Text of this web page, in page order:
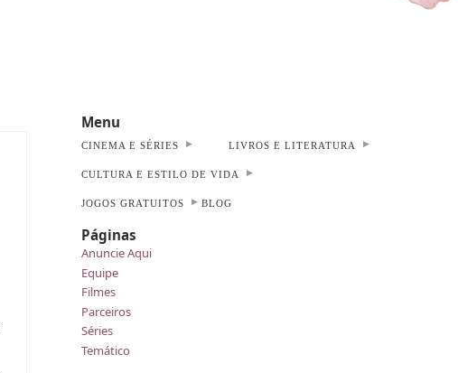
Menu
CINEMA E SÉRIES LIVROS E LITERATURA
CULTURA E ESTILO DE VIDA
JOGOS GRATUITOS BLOG
Páginas
Anuncie Aqui
Equipe
Filmes
Parceiros
Séries
Temático